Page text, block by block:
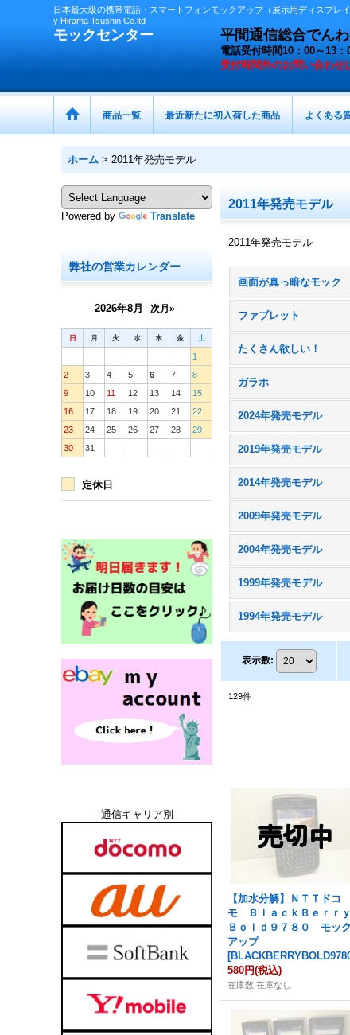
日本最大級の携帯電話・スマートフォンモックアップ（展示用ディス
y Hirama Tsushin Co.ltd
モックセンター 平間通信総合でん
電話受付時間10：00～13
受付時間外のお問い合わせ
商品一覧 最近新たに初入荷した商品 よくある
ホーム > 2011年発売モデル
Powered by Translate
弊社の営業カレンダー
2026年8月 次月»
日 月 火 水 木 金 土
1
2
3 4 5 6 7
8
9
10 11 12 13 14
15
16
17 18 19 20 21
22
23
24 25 26 27 28
29
30
31
定休日
通信キャリア別
2011年発売モデル
2011年発売モデル
画面が真っ暗なモック
ファブレット
たくさん欲しい！
ガラホ
2024年発売モデル
2019年発売モデル
2014年発売モデル
2009年発売モデル
2004年発売モデル
1999年発売モデル
1994年発売モデル
表示数:
129件
【加水分解】ＮＴＴドコ
モ ＢｌａｃｋＢｅｒｒｙ
Ｂｏｌｄ９７８０ モック
アップ
[
580円(税込)
在庫数 在庫なし